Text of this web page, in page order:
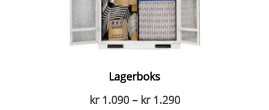
Lagerboks
kr1.090 – kr1.290Prisområde: